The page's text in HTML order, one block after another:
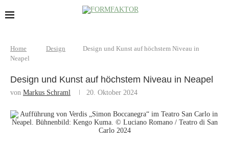
Home Design
Design und Kunst auf höchstem Niveau in
Neapel
Design und Kunst auf höchstem Niveau in Neapel
von Markus Schraml 20. Oktober 2024